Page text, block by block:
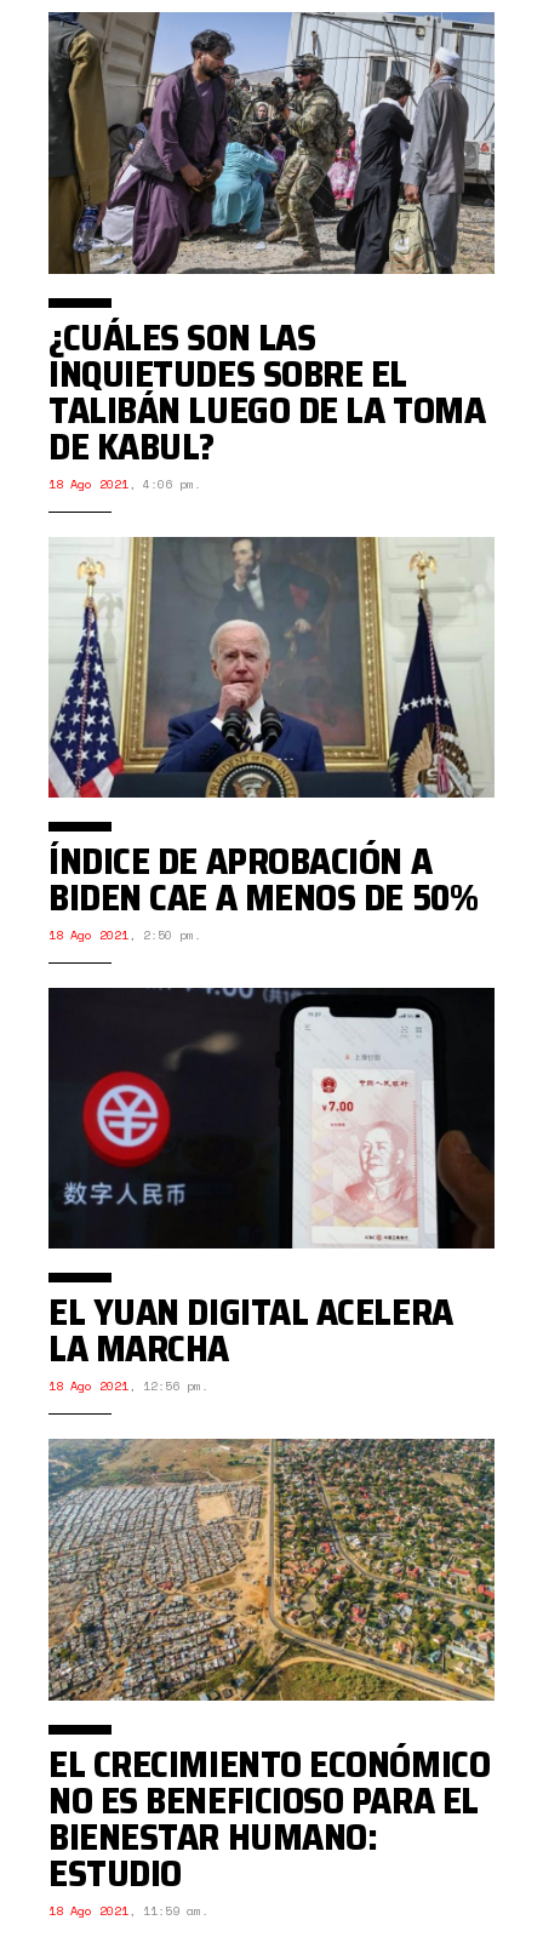
¿CUÁLES SON LAS
INQUIETUDES SOBRE EL
TALIBÁN LUEGO DE LA TOMA
DE KABUL?
18 Ago 2021, 4:06 pm.
ÍNDICE DE APROBACIÓN A
BIDEN CAE A MENOS DE 50%
18 Ago 2021, 2:50 pm.
EL YUAN DIGITAL ACELERA
LA MARCHA
18 Ago 2021, 12:56 pm.
EL CRECIMIENTO ECONÓMICO
NO ES BENEFICIOSO PARA EL
BIENESTAR HUMANO:
ESTUDIO
18 Ago 2021, 11:59 am.